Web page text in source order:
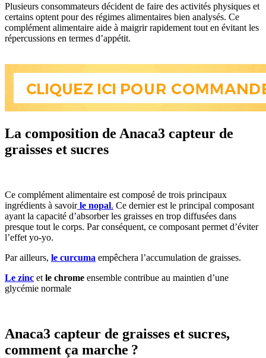
Plusieurs consommateurs décident de faire des activités physiques et
certains optent pour des régimes alimentaires bien analysés. Ce
complément alimentaire aide à maigrir rapidement tout en évitant les
répercussions en termes d’appétit.
La composition de Anaca3 capteur de
graisses et sucres
Ce complément alimentaire est composé de trois principaux
ingrédients à savoirle nopal. Ce dernier est le principal composant
ayant la capacité d’absorber les graisses en trop diffusées dans
presque tout le corps. Par conséquent, ce composant permet d’éviter
l’effet yo-yo.
Par ailleurs, le curcuma empêchera l’accumulation de graisses.
Le zinc et le chrome ensemble contribue au maintien d’une
glycémie normale
Anaca3 capteur de graisses et sucres,
comment ça marche ?